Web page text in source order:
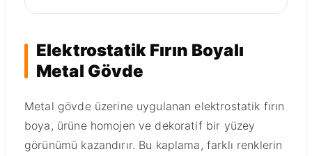
Elektrostatik Fırın Boyalı
Metal Gövde
Metal gövde üzerine uygulanan elektrostatik fırın
boya, ürüne homojen ve dekoratif bir yüzey
görünümü kazandırır. Bu kaplama, farklı renklerin